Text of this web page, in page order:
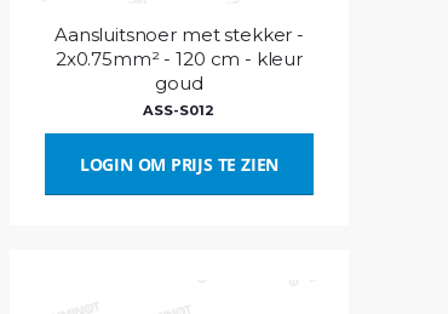
Aansluitsnoer met stekker -
2x0.75mm² - 120 cm - kleur
goud
ASS-S012
LOGIN OM PRIJS TE ZIEN